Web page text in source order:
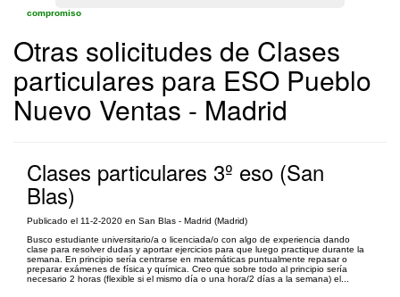
compromiso
Otras solicitudes de Clases
particulares para ESO Pueblo
Nuevo Ventas - Madrid
Clases particulares 3º eso (San
Blas)
Publicado el 11-2-2020 en San Blas - Madrid (Madrid)
Busco estudiante universitario/a o licenciada/o con algo de experiencia dando
clase para resolver dudas y aportar ejercicios para que luego practique durante la
semana. En principio sería centrarse en matemáticas puntualmente repasar o
preparar exámenes de física y química. Creo que sobre todo al principio sería
necesario 2 horas (flexible si el mismo día o una hora/2 días a la semana) el...